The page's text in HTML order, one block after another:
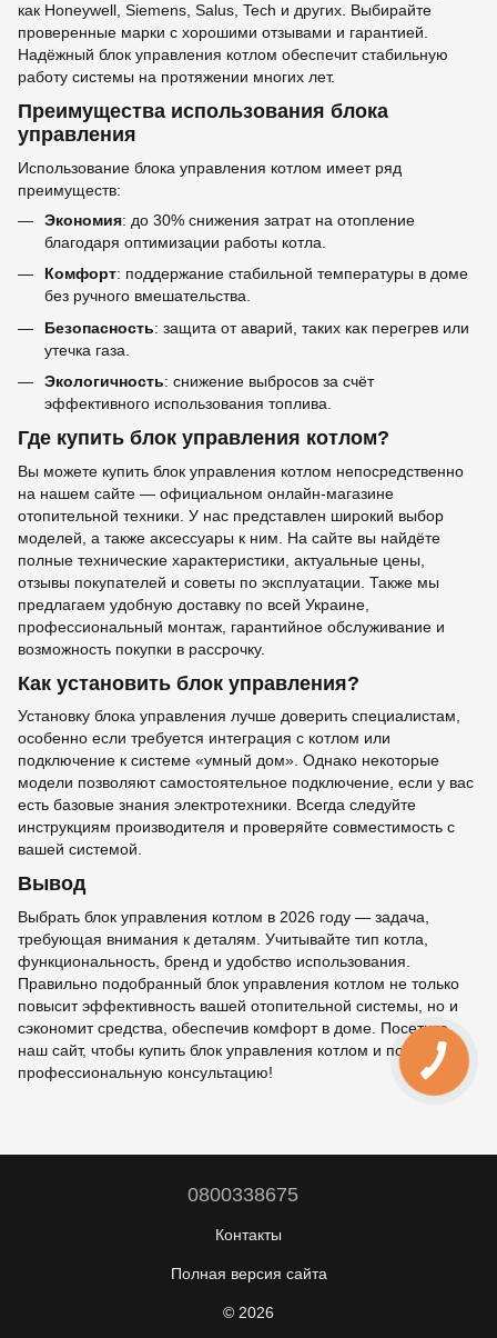
как Honeywell, Siemens, Salus, Tech и других. Выбирайте
проверенные марки с хорошими отзывами и гарантией.
Надёжный блок управления котлом обеспечит стабильную
работу системы на протяжении многих лет.
Преимущества использования блока
управления
Использование блока управления котлом имеет ряд
преимуществ:
Экономия: до 30% снижения затрат на отопление
благодаря оптимизации работы котла.
Комфорт: поддержание стабильной температуры в доме
без ручного вмешательства.
Безопасность: защита от аварий, таких как перегрев или
утечка газа.
Экологичность: снижение выбросов за счёт
эффективного использования топлива.
Где купить блок управления котлом?
Вы можете купить блок управления котлом непосредственно
на нашем сайте — официальном онлайн-магазине
отопительной техники. У нас представлен широкий выбор
моделей, а также аксессуары к ним. На сайте вы найдёте
полные технические характеристики, актуальные цены,
отзывы покупателей и советы по эксплуатации. Также мы
предлагаем удобную доставку по всей Украине,
профессиональный монтаж, гарантийное обслуживание и
возможность покупки в рассрочку.
Как установить блок управления?
Установку блока управления лучше доверить специалистам,
особенно если требуется интеграция с котлом или
подключение к системе «умный дом». Однако некоторые
модели позволяют самостоятельное подключение, если у вас
есть базовые знания электротехники. Всегда следуйте
инструкциям производителя и проверяйте совместимость с
вашей системой.
Вывод
Выбрать блок управления котлом в 2026 году — задача,
требующая внимания к деталям. Учитывайте тип котла,
функциональность, бренд и удобство использования.
Правильно подобранный блок управления котлом не только
повысит эффективность вашей отопительной системы, но и
сэкономит средства, обеспечив комфорт в доме. Посетите
наш сайт, чтобы купить блок управления котлом и получить
профессиональную консультацию!
0800338675
Контакты
Полная версия сайта
© 2026